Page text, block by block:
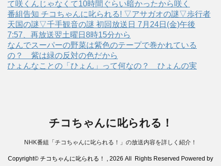
て咲くんじゃなくて10時間ぐらい暗かったから咲く
番組告知 チコちゃんに叱られる! ▽アサガオの謎▽歩行者
天国の謎▽千手観音の謎 初回放送日 7月24日(金)午後
7:57、再放送翌土曜日8時15分から
なんでスーパーの野菜は紫色のテープで巻かれている
の？ 紫は緑の反対の色だから
ひょんなことの「ひょん」って何なの？ ひょんの実
チコちゃんに叱られる！
NHK番組「チコちゃんに叱られる！」の放送内容を詳しく紹介！
Copyright© チコちゃんに叱られる！ , 2026 All Rights Reserved Powered by